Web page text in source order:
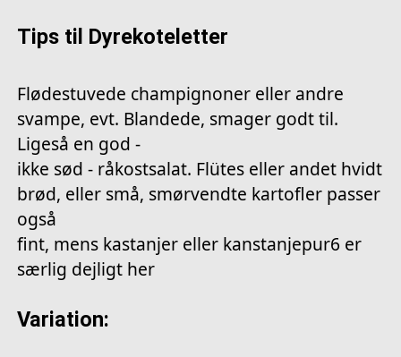
Tips til Dyrekoteletter
Flødestuvede champignoner eller andre
svampe, evt. Blandede, smager godt til.
Ligeså en god -
ikke sød - råkostsalat. Flütes eller andet hvidt
brød, eller små, smørvendte kartofler passer
også
fint, mens kastanjer eller kanstanjepur6 er
særlig dejligt her
Variation: